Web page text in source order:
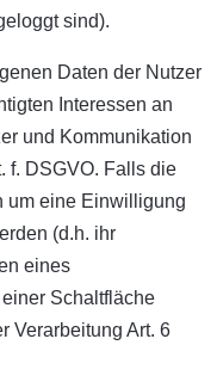
sind).
Daten der Nutzer
Interessen an
und Kommunikation
f. DSGVO. Falls die
um eine Einwilligung
(d.h. ihr
eines
Schaltfläche
Verarbeitung Art. 6